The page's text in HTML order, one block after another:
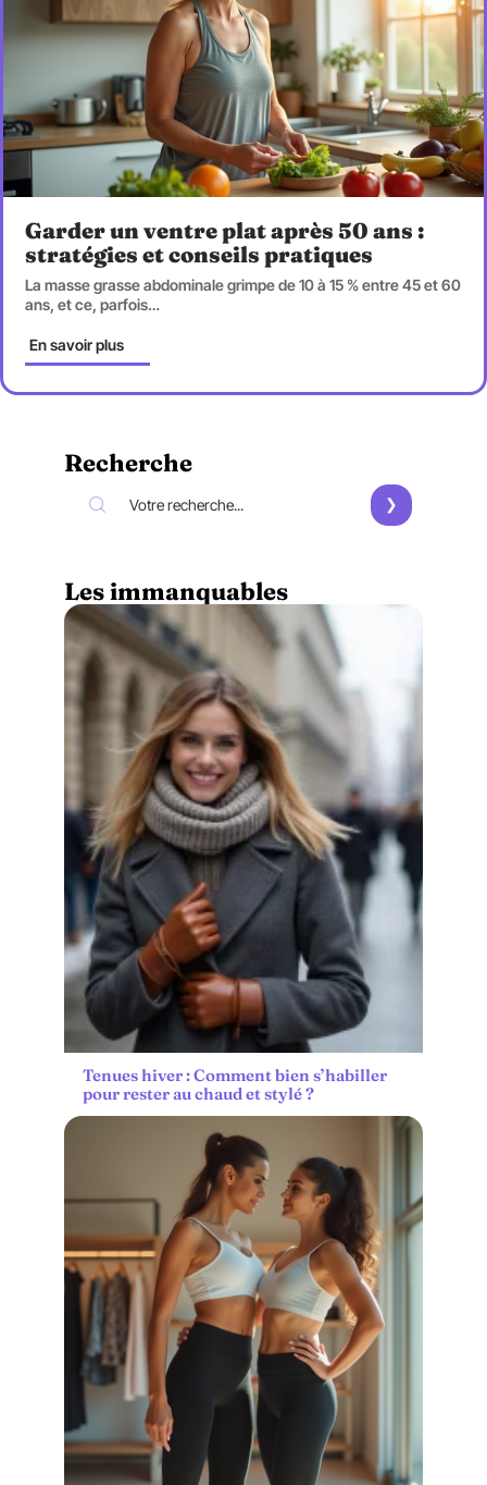
Garder un ventre plat après 50 ans :
stratégies et conseils pratiques
La masse grasse abdominale grimpe de 10 à 15 % entre 45 et 60
ans, et ce, parfois…
En savoir plus
Recherche
Les immanquables
Tenues hiver : Comment bien s’habiller
pour rester au chaud et stylé ?